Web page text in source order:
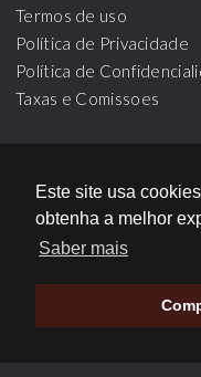
Este site usa
obtenha a melhor
Saber mais
Termos de uso
Política de Privacidade
Política de
Taxas e Comissoes
SOBRE LEILÕES
PERGUNTAS FREQUENTES
2026Todos os